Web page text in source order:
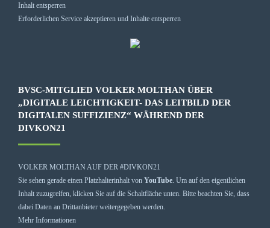
Inhalt entsperren
Erforderlichen Service akzeptieren und Inhalte entsperren
BVSC-MITGLIED VOLKER MOLTHAN ÜBER
„DIGITALE LEICHTIGKEIT- DAS LEITBILD DER
DIGITALEN SUFFIZIENZ“ WÄHREND DER
DIVKON21
VOLKER MOLTHAN AUF DER #DIVKON21
Sie sehen gerade einen Platzhalterinhalt von YouTube . Um auf den eigentlichen
Inhalt zuzugreifen, klicken Sie auf die Schaltfläche unten. Bitte beachten Sie, dass
dabei Daten an Drittanbieter weitergegeben werden.
Mehr Informationen